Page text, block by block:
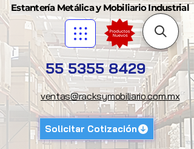
Estantería Metálica y Mobiliario Industrial
55 5355 8429
ventas@racksymobiliario.com.mx
Solicitar Cotización